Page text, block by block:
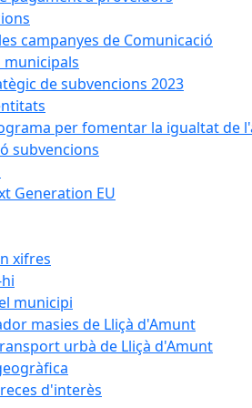
campanyes de Comunicació
municipals
de subvencions 2023
per fomentar la igualtat de
subvencions
Generation EU
xifres
municipi
masies de Lliçà d'Amunt
urbà de Lliçà d'Amunt
d'interès